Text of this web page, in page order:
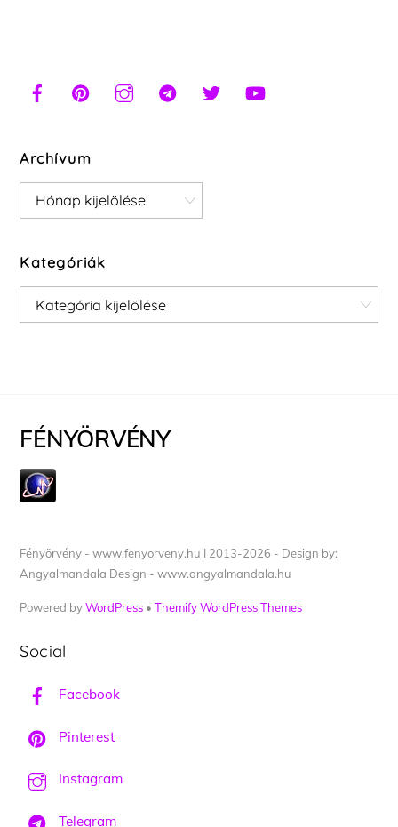
Archívum
Archívum
Kategóriák
Kategóriák
FÉNYÖRVÉNY
Fényörvény - www.fenyorveny.hu I 2013-2026 - Design by:
Angyalmandala Design - www.angyalmandala.hu
Powered byWordPress •Themify WordPress Themes
Social
Facebook
Pinterest
Instagram
Telegram